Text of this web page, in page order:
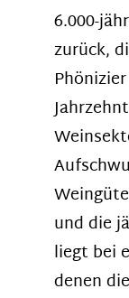
6.000-
zurück,
und die
liegt bei
denen